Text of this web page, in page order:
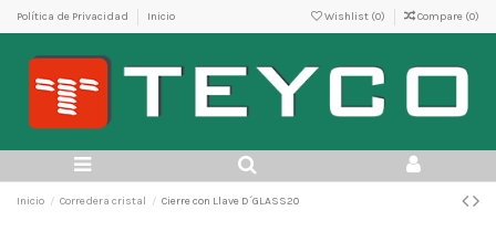
Política de Privacidad Inicio Wishlist (0) Compare (0)
Inicio Corredera cristal Cierre con Llave D´GLASS20